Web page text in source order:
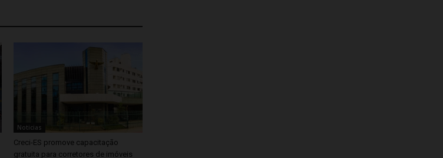
Noticias
Creci-ES promove capacitação
gratuita para corretores de imóveis